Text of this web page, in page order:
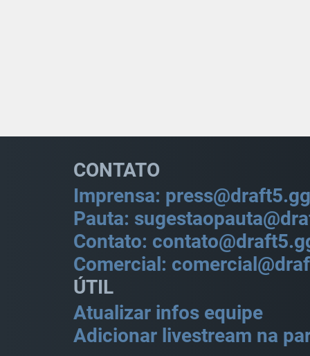
CONTATO
Imprensa: press@draft5.gg
Pauta:
Contato:
Comercial:
ÚTIL
Atualizar infos equipe
Adicionar livestream na